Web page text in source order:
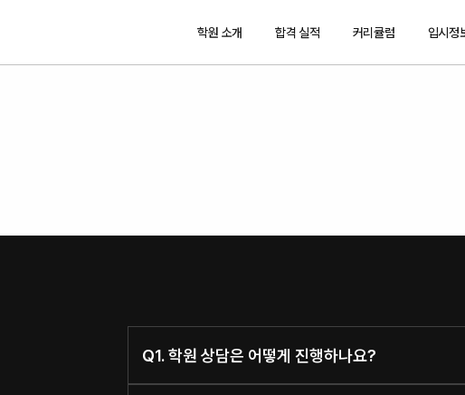
학원 소개 합격 실적 커리큘럼 입시정
Q1. 학원 상담은 어떻게 진행하나요?